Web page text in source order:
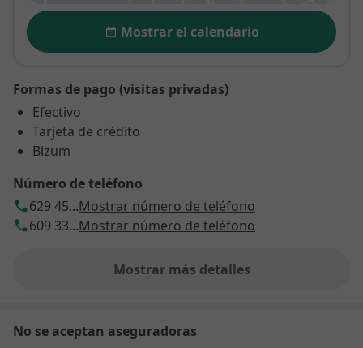
Disponibilidad
Mostrar el calendario
Formas de pago (visitas privadas)
Efectivo
Tarjeta de crédito
Bizum
Número de teléfono
629 45...Mostrar número de teléfono
609 33...Mostrar número de teléfono
Mostrar más detalles
sobre la dirección
No se aceptan aseguradoras